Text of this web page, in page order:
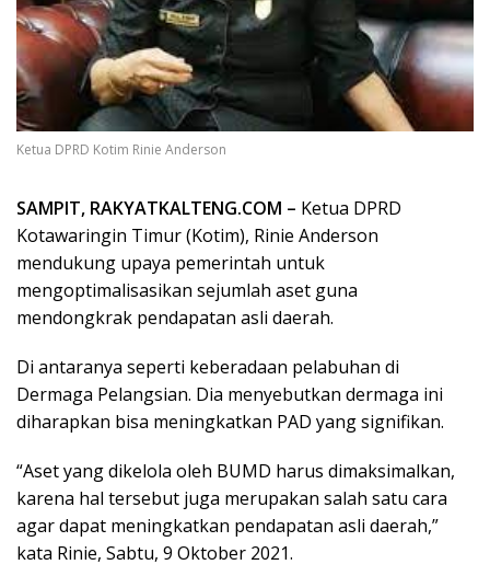
Ketua DPRD Kotim Rinie Anderson
SAMPIT, RAKYATKALTENG.COM – Ketua DPRD
Kotawaringin Timur (Kotim), Rinie Anderson
mendukung upaya pemerintah untuk
mengoptimalisasikan sejumlah aset guna
mendongkrak pendapatan asli daerah.
Di antaranya seperti keberadaan pelabuhan di
Dermaga Pelangsian. Dia menyebutkan dermaga ini
diharapkan bisa meningkatkan PAD yang signifikan.
“Aset yang dikelola oleh BUMD harus dimaksimalkan,
karena hal tersebut juga merupakan salah satu cara
agar dapat meningkatkan pendapatan asli daerah,”
kata Rinie, Sabtu, 9 Oktober 2021.